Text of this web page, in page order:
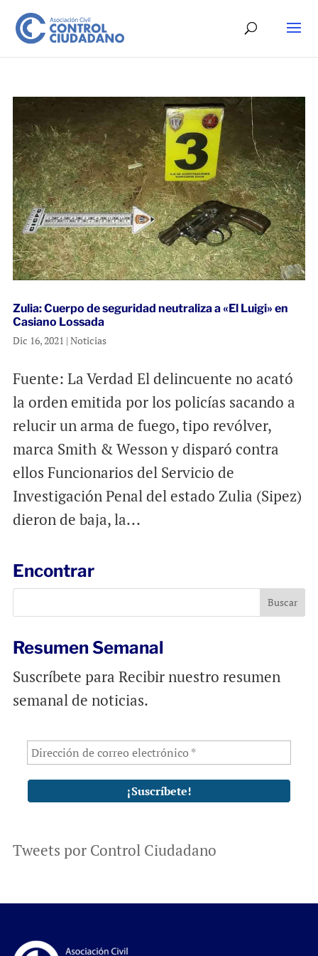
Zulia: Cuerpo de seguridad neutraliza a «El Luigi» en
Casiano Lossada
Dic 16, 2021 | Noticias
Fuente: La Verdad El delincuente no acató
la orden emitida por los policías sacando a
relucir un arma de fuego, tipo revólver,
marca Smith & Wesson y disparó contra
ellos Funcionarios del Servicio de
Investigación Penal del estado Zulia (Sipez)
dieron de baja, la...
Encontrar
Resumen Semanal
Suscríbete para Recibir nuestro resumen
semanal de noticias.
Tweets por Control Ciudadano